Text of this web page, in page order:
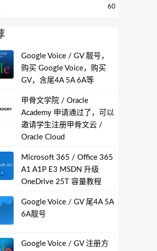
60
Google Voice / GV 靓号，
购买 Google Voice，购买
GV，含尾4A 5A 6A等
甲骨文学院 / Oracle
Academy 申请通过了，可以
邀请学生注册甲骨文云 /
Oracle Cloud
Microsoft 365 / Office 365
A1 A1P E3 MSDN 升级
OneDrive 25T 容量教程
Google Voice / GV 尾4A 5A
6A靓号
Google Voice / GV 注册方